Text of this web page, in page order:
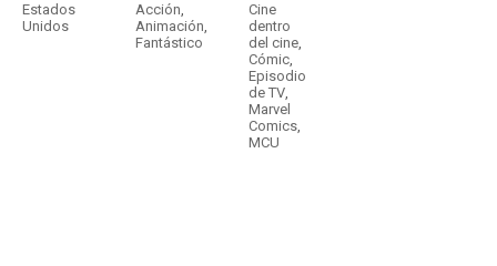
Estados
Unidos
Acción,
Animación,
Fantástico
Cine
dentro
del cine,
Cómic,
Episodio
de TV,
Marvel
Comics,
MCU